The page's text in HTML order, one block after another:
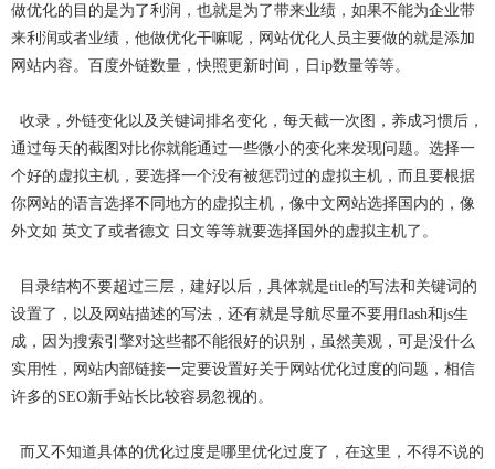
做优化的目的是为了利润，也就是为了带来业绩，如果不能为企业带
来利润或者业绩，他做优化干嘛呢，网站优化人员主要做的就是添加
网站内容。百度外链数量，快照更新时间，日ip数量等等。
收录，外链变化以及关键词排名变化，每天截一次图，养成习惯后，
通过每天的截图对比你就能通过一些微小的变化来发现问题。选择一
个好的虚拟主机，要选择一个没有被惩罚过的虚拟主机，而且要根据
你网站的语言选择不同地方的虚拟主机，像中文网站选择国内的，像
外文如 英文了或者德文 日文等等就要选择国外的虚拟主机了。
目录结构不要超过三层，建好以后，具体就是title的写法和关键词的
设置了，以及网站描述的写法，还有就是导航尽量不要用flash和js生
成，因为搜索引擎对这些都不能很好的识别，虽然美观，可是没什么
实用性，网站内部链接一定要设置好关于网站优化过度的问题，相信
许多的SEO新手站长比较容易忽视的。
而又不知道具体的优化过度是哪里优化过度了，在这里，不得不说的